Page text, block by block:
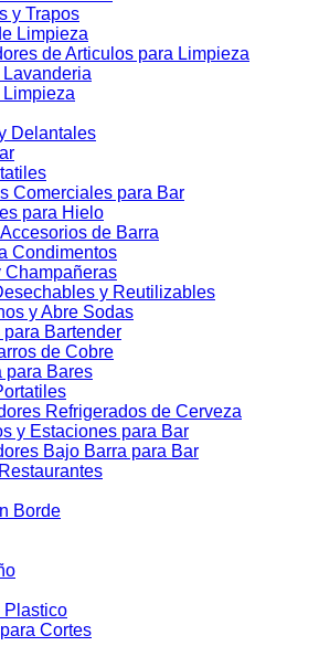
y Trapos
Limpieza
de Articulos para Limpieza
Delantales
Comerciales para Bar
para Hielo
de Barra
Condimentos
Champañeras
y Reutilizables
y Abre Sodas
Bartender
de Cobre
para Bares
Refrigerados de Cerveza
y Estaciones para Bar
Bajo Barra para Bar
Borde
Plastico
Cortes